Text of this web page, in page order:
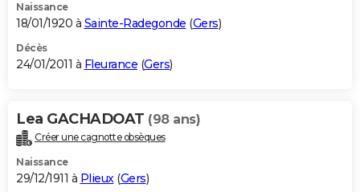
Naissance
18/01/1920 à Sainte-Radegonde (Gers)
Décès
24/01/2011 à Fleurance (Gers)
Lea GACHADOAT (98 ans)
Créer une cagnotte obsèques
Naissance
29/12/1911 à Plieux(Gers)